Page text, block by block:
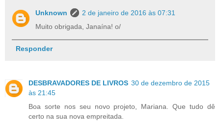
Unknown
2 de janeiro de 2016 às 07:31
Muito obrigada, Janaína! o/
Responder
DESBRAVADORES DE LIVROS 30 de dezembro de 2015
às 21:45
Boa sorte nos seu novo projeto, Mariana. Que tudo dê
certo na sua nova empreitada.